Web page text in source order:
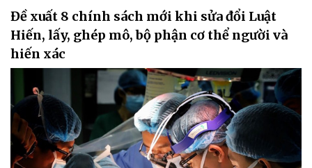
Đề xuất 8 chính sách mới khi sửa đổi Luật
Hiến, lấy, ghép mô, bộ phận cơ thể người và
hiến xác